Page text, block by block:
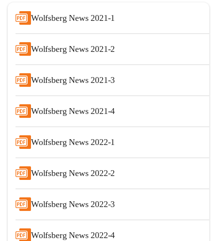
Wolfsberg News 2021-1
Wolfsberg News 2021-2
Wolfsberg News 2021-3
Wolfsberg News 2021-4
Wolfsberg News 2022-1
Wolfsberg News 2022-2
Wolfsberg News 2022-3
Wolfsberg News 2022-4